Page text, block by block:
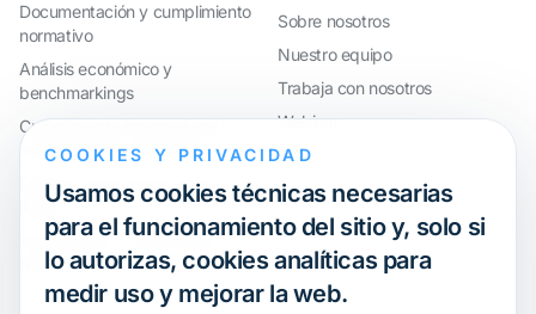
Documentación y cumplimiento
normativo
Análisis económico y
benchmarkings
Cumplimiento internacional y
reorganización de grupos
Defensa ante inspecciones y
litigios
Valoraciones y operaciones
financieras
Sobre nosotros
Nuestro equipo
Trabaja con nosotros
Webinar
COOKIES Y PRIVACIDAD
Usamos cookies técnicas necesarias
para el funcionamiento del sitio y, solo si
lo autorizas, cookies analíticas para
medir uso y mejorar la web.